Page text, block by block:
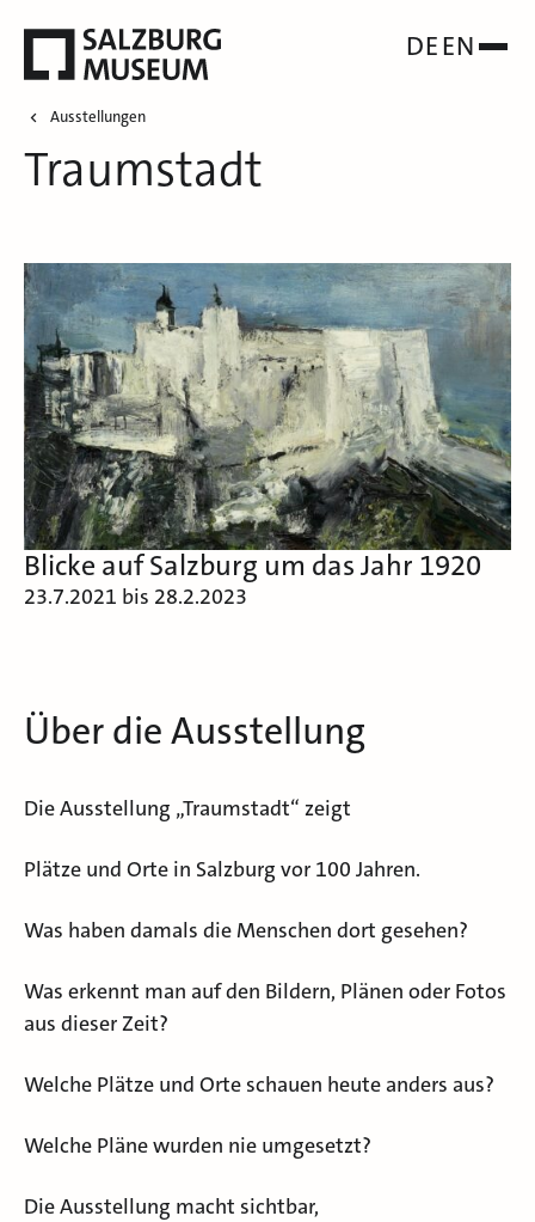
DEEN
Ausstellungen
Traumstadt
Blicke auf Salzburg um das Jahr 1920
23.7.2021 bis 28.2.2023
Über die Ausstellung
Die Ausstellung „Traumstadt“ zeigt
Plätze und Orte in Salzburg vor 100 Jahren.
Was haben damals die Menschen dort gesehen?
Was erkennt man auf den Bildern, Plänen oder Fotos
aus dieser Zeit?
Welche Plätze und Orte schauen heute anders aus?
Welche Pläne wurden nie umgesetzt?
Die Ausstellung macht sichtbar,